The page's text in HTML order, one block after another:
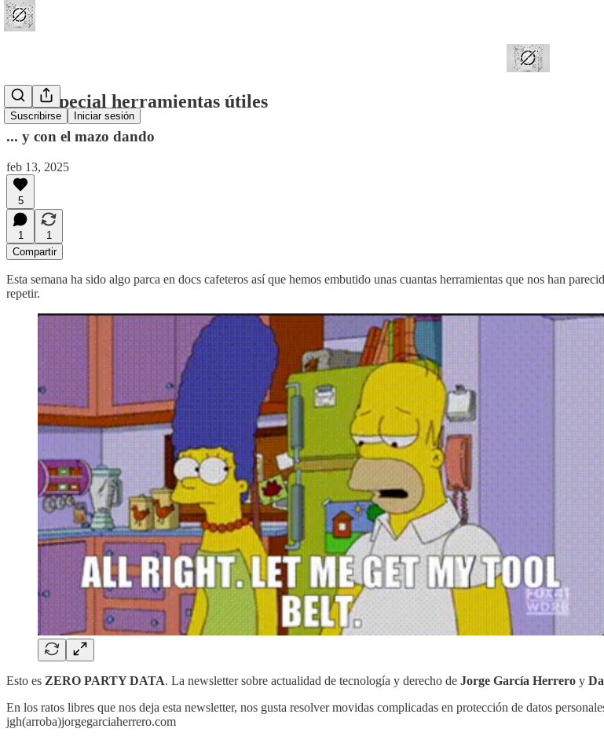
Suscribirse Iniciar sesión
#10 Especial herramientas útiles
... y con el mazo dando
feb 13, 2025
5
1
1
Compartir
Esta semana ha sido algo parca en docs cafeteros así que hemos embutido unas cuantas herramientas que nos han
repetir.
Esto es ZERO PARTY DATA. La newsletter sobre actualidad de tecnología y derecho de Jorge García Herrero y
En los ratos libres que nos deja esta newsletter, nos gusta resolver movidas complicadas en protección de datos
jgh(arroba)jorgegarciaherrero.com